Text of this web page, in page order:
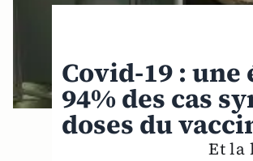
Covid-19 :
94% des cas
doses du
Et la